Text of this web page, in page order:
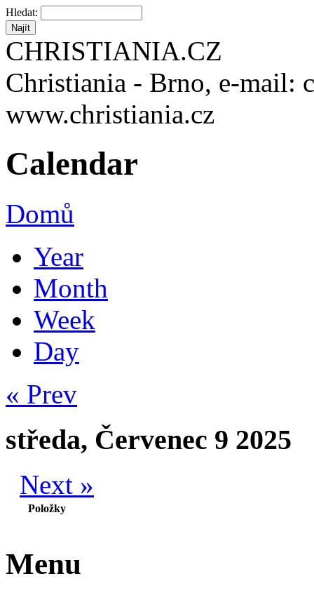
Hledat:
CHRISTIANIA.CZ
Christiania - Brno, e-mail:
www.christiania.cz
Calendar
Domů
Year
Month
Week
Day
« Prev
středa, Červenec 9 2025
Next »
Položky
Menu